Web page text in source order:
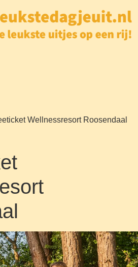
Wellnessresort Roosendaal